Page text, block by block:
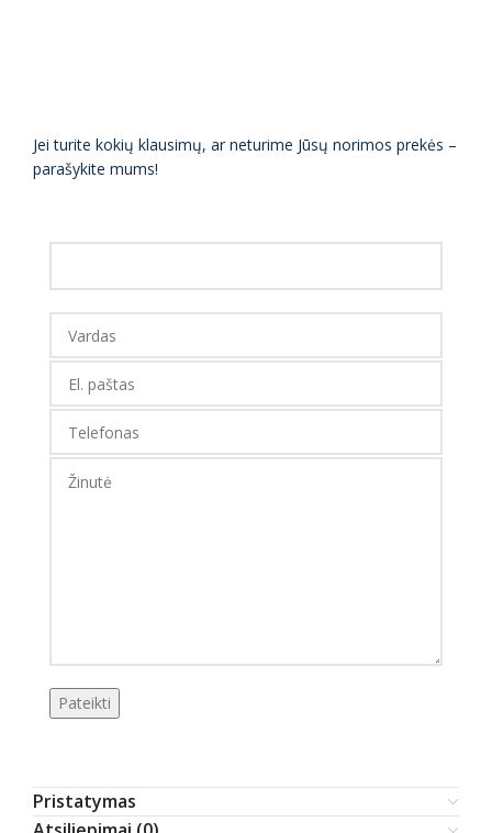
Jei turite kokių klausimų, ar neturime Jūsų norimos prekės –
parašykite mums!
Pristatymas